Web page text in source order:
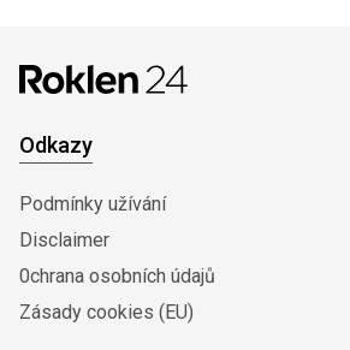
Odkazy
Podmínky užívání
Disclaimer
0chrana osobních údajů
Zásady cookies (EU)